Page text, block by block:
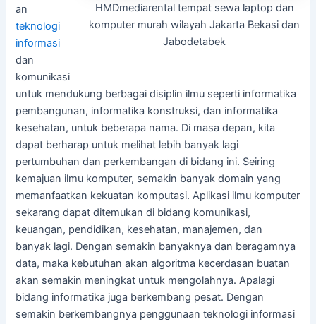
HMDmediarental tempat sewa laptop dan
komputer murah wilayah Jakarta Bekasi dan
Jabodetabek
an
teknologi
informasi
dan
komunikasi
untuk mendukung berbagai disiplin ilmu seperti informatika
pembangunan, informatika konstruksi, dan informatika
kesehatan, untuk beberapa nama. Di masa depan, kita
dapat berharap untuk melihat lebih banyak lagi
pertumbuhan dan perkembangan di bidang ini. Seiring
kemajuan ilmu komputer, semakin banyak domain yang
memanfaatkan kekuatan komputasi. Aplikasi ilmu komputer
sekarang dapat ditemukan di bidang komunikasi,
keuangan, pendidikan, kesehatan, manajemen, dan
banyak lagi. Dengan semakin banyaknya dan beragamnya
data, maka kebutuhan akan algoritma kecerdasan buatan
akan semakin meningkat untuk mengolahnya. Apalagi
bidang informatika juga berkembang pesat. Dengan
semakin berkembangnya penggunaan teknologi informasi